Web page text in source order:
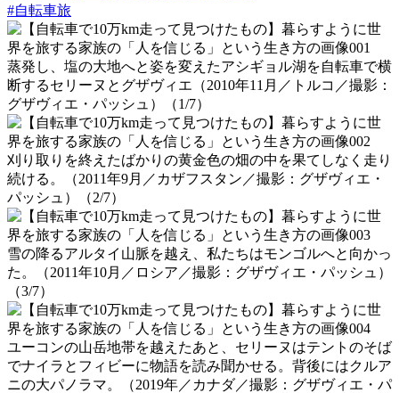
#自転車旅
蒸発し、塩の大地へと姿を変えたアシギョル湖を自転車で横
断するセリーヌとグザヴィエ（2010年11月／トルコ／撮影：
グザヴィエ・パッシュ）（1/7）
刈り取りを終えたばかりの黄金色の畑の中を果てしなく走り
続ける。（2011年9月／カザフスタン／撮影：グザヴィエ・
パッシュ）（2/7）
雪の降るアルタイ山脈を越え、私たちはモンゴルへと向かっ
た。（2011年10月／ロシア／撮影：グザヴィエ・パッシュ）
（3/7）
ユーコンの山岳地帯を越えたあと、セリーヌはテントのそば
でナイラとフィビーに物語を読み聞かせる。背後にはクルア
ニの大パノラマ。（2019年／カナダ／撮影：グザヴィエ・パ